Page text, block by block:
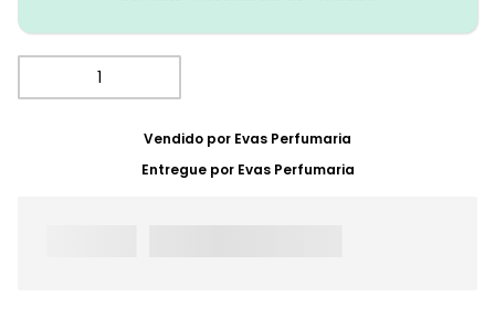
Vendido por Evas Perfumaria
Entregue por Evas Perfumaria